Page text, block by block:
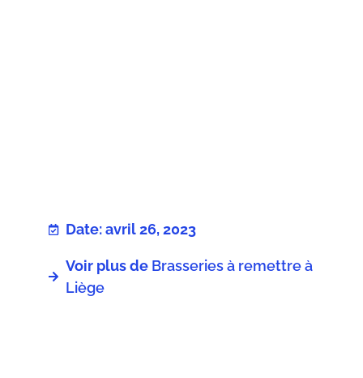
Date: avril 26, 2023
Voir plus de Brasseries à remettre à
Liège